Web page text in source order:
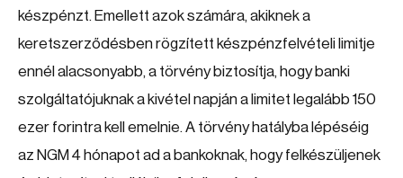
készpénzt. Emellett azok számára, akiknek a
keretszerződésben rögzített készpénzfelvételi limitje
ennél alacsonyabb, a törvény biztosítja, hogy banki
szolgáltatójuknak a kivétel napján a limitet legalább 150
ezer forintra kell emelnie. A törvény hatályba lépéséig
az NGM 4 hónapot ad a bankoknak, hogy felkészüljenek